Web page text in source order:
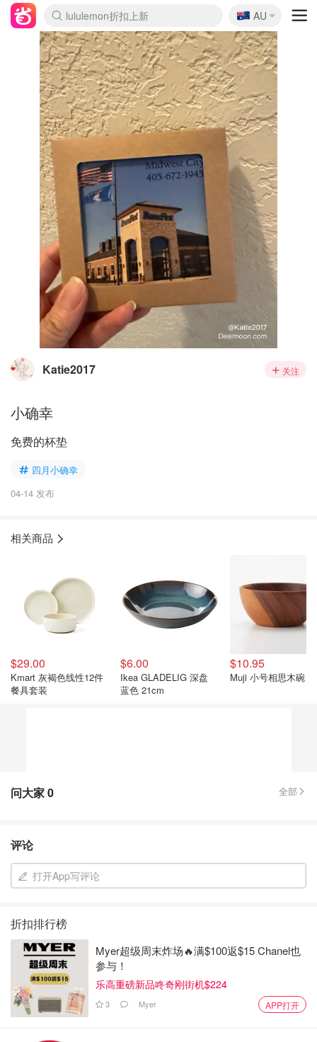
lululemon折扣上新
Sasa美妆护肤3.5折
SSENSE年中3折
FreshBeauty好价汇总
Cettire降价+叠9折
WWS Coles超市实拍
viagogo二手票捡漏
Myer超级周末1折
The Outnet奢牌1折起
David Jones 3折起
Flannels大牌1折
Perfumes Club护肤1折
AMIRO返校季6.2折
Amazon折扣汇总
eToro入金$200送$50
Amazon数码好物
ICONIC本周7.5折
ThedoubleF高奢地板价
Moose Knuckles 6折
丝芙兰5折起
EUFY官网3.7折起
Selenichast首饰2折
Trip机票酒店促销
YSL送5件彩妆礼
Amazon家居好物
Amazon美妆护肤
雅漾大喷$8
过敏原检测盒$33
伊索独家赠50ml沐浴露
科颜氏清仓3折
SEALIFE海洋馆门票6折
丝塔芙大白罐$16
订阅Newsletter送香薰
Cult Beauty 6.8折
Harrods圣诞日历2.3折
LN-CC奢牌私促3折
d'Alba空姐喷雾$16
EVE LOM套装逆天2折
Bernardelli独家4折
Adore Beauty 6折起
CT圣诞日历
Mytheresa奢品2.7折
Luxury Escapes 9折
Currentbody美容仪9折
MOON Garden Live
Roborock扫地机3.7折
Tingo Life水杯$24
Valentino官网5折
CR洗发护发6.3折
修丽可套装7.4折
Myer彩妆2件7折
GANNI官网4.5折
Stylevana韩妆4折
Tessabit高奢8.5折
OGX洗护4折
Amazon阿德莱德次日达
卡诗8.5折+赠礼
Philips Hue灯具8折
🇦🇺
AU
Katie2017 关注
小确幸
免费的杯垫
四月小确幸
04-14 发布
相关商品
$29.00
Kmart 灰褐色线性12件
餐具套装
$6.00
Ikea GLADELIG 深盘
蓝色 21cm
$10.95
Muji 小号相思木碗
问大家0 全部
评论
打开App写评论
折扣排行榜
Myer超级周末炸场🔥满$100返$15 Chanel也
参与！
乐高重磅新品咚奇刚街机$224
3 Myer APP打开